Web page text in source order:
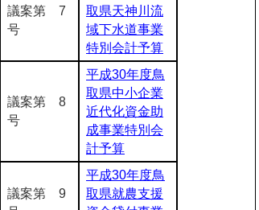
議案第 7
号
取県天神川流
域下水道事業
特別会計予算
議案第 8
号
平成30年度鳥
取県中小企業
近代化資金助
成事業特別会
計予算
議案第 9
平成30年度鳥
取県就農支援